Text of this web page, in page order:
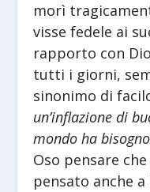
morì
visse fedele ai
rapporto con
tutti i giorni,
sinonimo di
un’inflazione di
mondo ha
Oso pensare
pensato anche